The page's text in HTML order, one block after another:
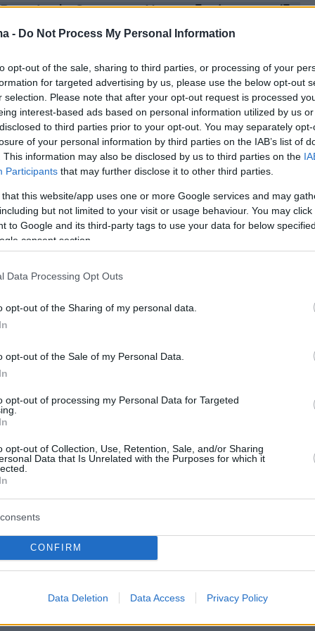
- Do Not Process My Personal Information
opt-out of the sale, sharing to third parties, or processing of your
for targeted advertising by us, please use the below opt-out
selection. Please note that after your opt-out request is processed
interest-based ads based on personal information utilized by us
to third parties prior to your opt-out. You may separately
of your personal information by third parties on the IAB’s list of
This information may also be disclosed by us to third parties on the
Participants that may further disclose it to other third parties.
that this website/app uses one or more Google services and may
but not limited to your visit or usage behaviour. You may
to Google and its third-party tags to use your data for below
consent section.
Data Processing Opt Outs
opt-out of the Sharing of my personal data.
opt-out of the Sale of my Personal Data.
opt-out of processing my Personal Data for Targeted
opt-out of Collection, Use, Retention, Sale, and/or Sharing
Data that Is Unrelated with the Purposes for which it
CONFIRM
Data Deletion Data Access Privacy Policy
Bougie du Sapeur» - Η μοναδική εφημερίδα
εκδίδεται κάθε... 4 χρόνια από το 1980
ΣΧΟΛΙΟΥ
* EMAIL